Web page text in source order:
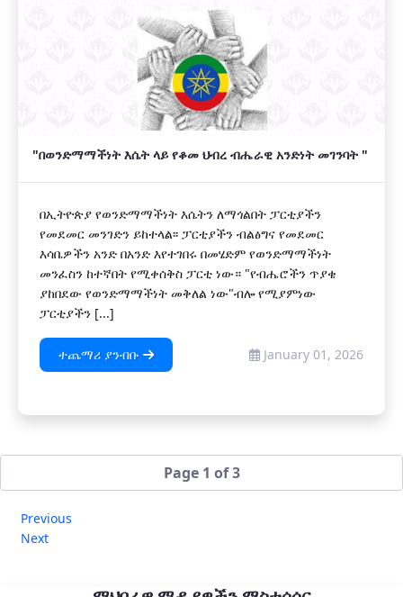
"በወንድማማችነት እሴት ላይ የቆመ ህብረ ብሔራዊ አንድነት መገንባት "
በኢትዮጵያ የወንድማማችነት እሴትን ለማጎልበት ፓርቲያችን
የመደመር መንገድን ይከተላል፡፡ ፓርቲያችን ብልፅግና የመደመር
እሳቤዎችን አንድ በአንድ እየተገበሩ በመሄድም የወንድማማችነት
መንፈስን ከተኛበት የሚቀሰቅስ ፓርቲ ነው። "የብሔሮችን ጥያቄ
ያከበደው የወንድማማችነት መቅለል ነው"ብሎ የሚያምነው
ፓርቲያችን [...]
ተጨማሪ ያንብቡ January 01, 2026
Page 1 of 3
Previous
Next